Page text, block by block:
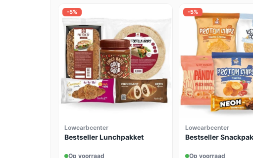
-5%
Lowcarbcenter
Bestseller Lunchpakket
Op voorraad
-5%
Lowcarbcenter
Bestseller
Op voorraad